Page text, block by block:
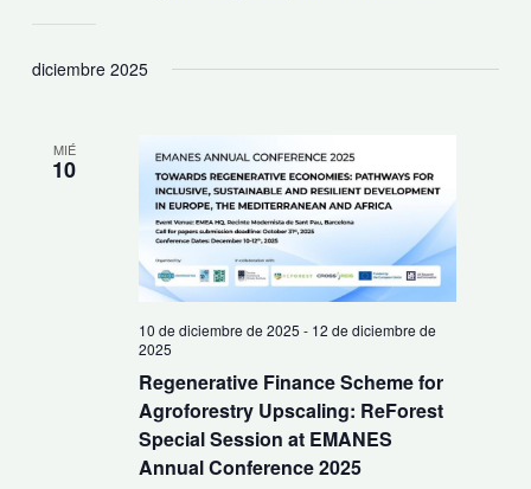
diciembre 2025
MIÉ
10
Regenerative Finance Scheme for
Agroforestry Upscaling: ReForest
Special Session at EMANES
Annual Conference 2025
10 de diciembre de 2025 - 12 de diciembre de
2025